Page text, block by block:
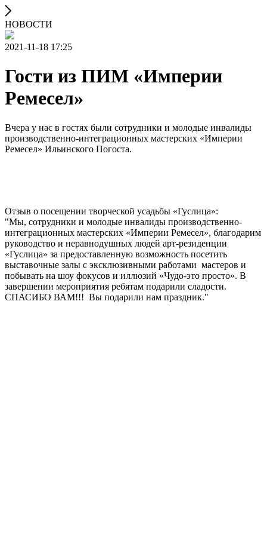
НОВОСТИ
2021-11-18 17:25
Гости из ПИМ «Империи
Ремесел»
Вчера у нас в гостях были сотрудники ​и молодые инвалиды
производственно-интеграционных мастерских «Империи
Ремесел» Ильинского Погоста.
Отзыв о посещении творческой усадьбы «Гуслица»:
"Мы, сотрудники ​и молодые инвалиды производственно-
интеграционных мастерских «Империи Ремесел», благодарим
руководство и неравнодушных людей ​арт-резиденции
«Гуслица» ​за предоставленную возможность посетить ​
выставочные залы с эксклюзивными работами ​ мастеров и
побывать на шоу фокусов и иллюзий «Чудо-это просто».​ В
завершении мероприятия ребятам подарили сладости.
СПАСИБО​ ​ВАМ!!! ​ Вы подарили нам праздник."